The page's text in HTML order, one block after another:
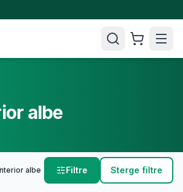
albe
albe Filtre Sterge filtre